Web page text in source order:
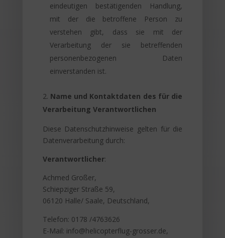
eindeutigen bestätigenden Handlung,
mit der die betroffene Person zu
verstehen gibt, dass sie mit der
Verarbeitung der sie betreffenden
personenbezogenen Daten
einverstanden ist.
Name und Kontaktdaten des für die
Verarbeitung Verantwortlichen
Diese Datenschutzhinweise gelten für die
Datenverarbeitung durch:
Verantwortlicher:
Achmed Großer,
Schiepziger Straße 59,
06120 Halle/ Saale, Deutschland,
Telefon: 0178 /4763626
E-Mail: info@helicopterflug-grosser.de,